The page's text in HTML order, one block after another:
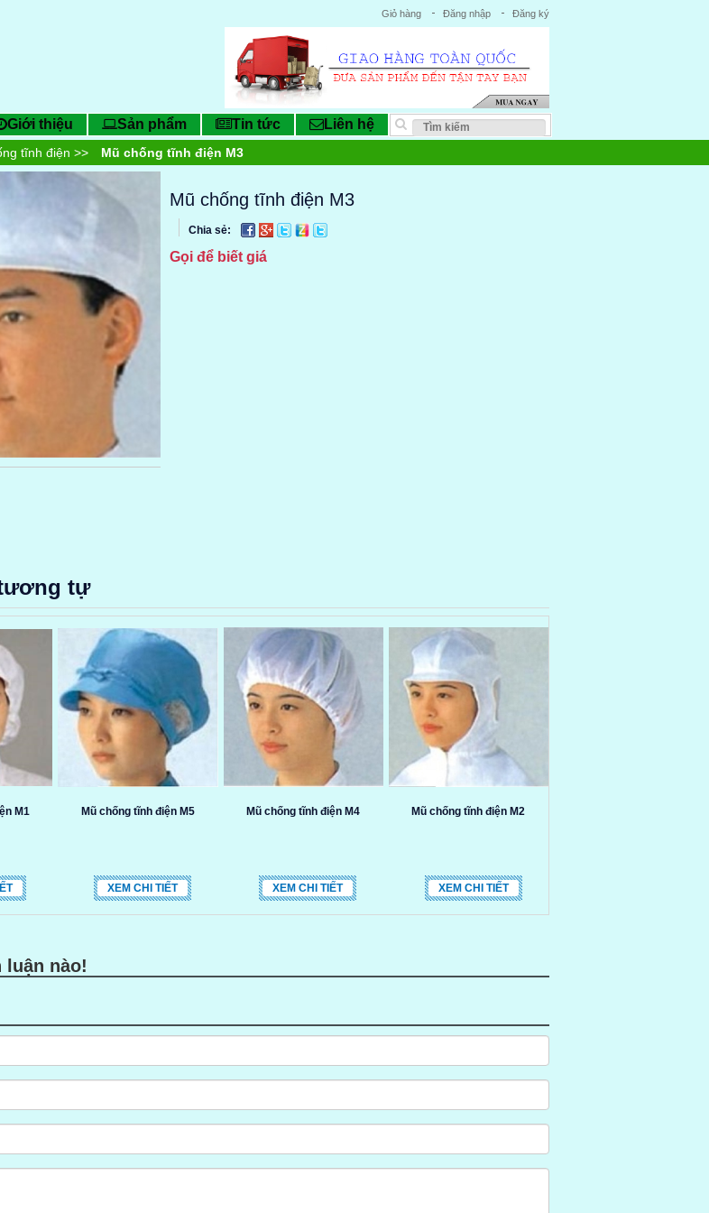
tĩnh điện >> Mũ chống tĩnh điện M3
Giỏ hàng Đăng nhập Đăng ký
Giới thiệu Sản phẩm Tin tức Liên hệ
Mũ chống tĩnh điện M3
Chia sẻ:
Gọi để biết giá
tự
M1 Mũ chống tĩnh điện M5
XEM CHI TIẾT
Mũ chống tĩnh điện M4
XEM CHI TIẾT
Mũ chống tĩnh điện M2
XEM CHI TIẾT
luận nào!